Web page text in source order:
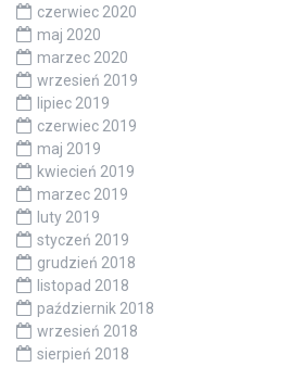
czerwiec 2020
maj 2020
marzec 2020
wrzesień 2019
lipiec 2019
czerwiec 2019
maj 2019
kwiecień 2019
marzec 2019
luty 2019
styczeń 2019
grudzień 2018
listopad 2018
październik 2018
wrzesień 2018
sierpień 2018